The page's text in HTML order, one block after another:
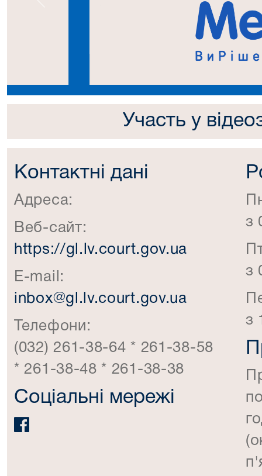
Участь у
Контактні дані
Адреса:
Веб-сайт:
https://gl.lv.court.gov.ua
E-mail:
inbox@gl.lv.court.gov.ua
Телефони:
(032) 261-38-64 * 261-38-58
* 261-38-48 * 261-38-38
Соціальні мережі
з
з
з